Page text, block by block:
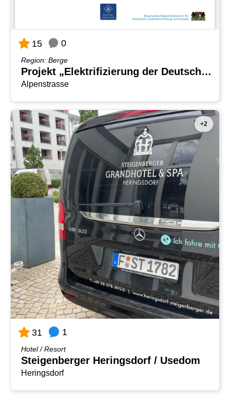
15 0
Region: Berge
Projekt „Elektrifizierung der Deutschen Alpenstraße“.
Alpenstrasse
+2
31 1
Hotel / Resort
Steigenberger Heringsdorf / Usedom
Heringsdorf